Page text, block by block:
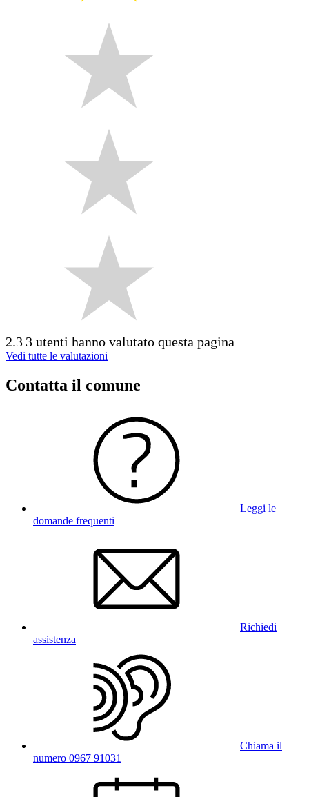
2.3 3 utenti hanno valutato questa pagina
Vedi tutte le valutazioni
Contatta il comune
Leggi le
domande frequenti
Richiedi
assistenza
Chiama il
numero 0967 91031